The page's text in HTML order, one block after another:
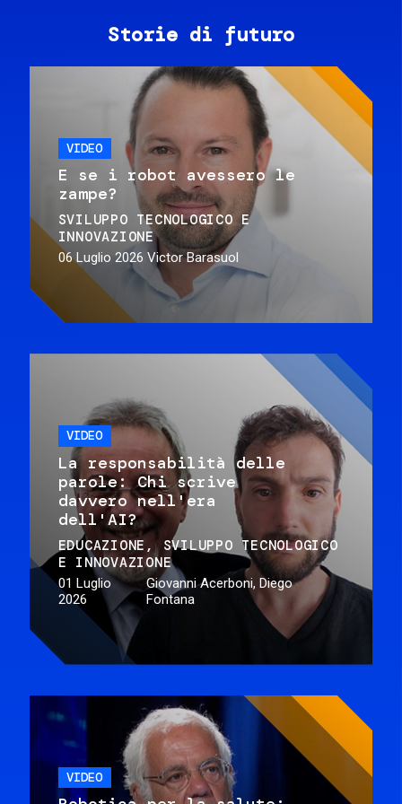
Storie di futuro
VIDEO
E se i robot avessero le
zampe?
SVILUPPO TECNOLOGICO E
INNOVAZIONE
06 Luglio 2026 Victor Barasuol
VIDEO
La responsabilità delle
parole: Chi scrive
davvero nell'era
dell'AI?
EDUCAZIONE
SVILUPPO TECNOLOGICO
E INNOVAZIONE
01 Luglio
2026
Giovanni Acerboni, Diego
Fontana
VIDEO